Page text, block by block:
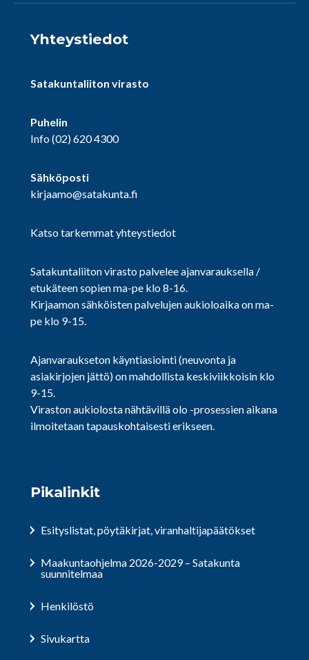
Yhteystiedot
Satakuntaliiton virasto
Puhelin
Info(02) 620 4300
Sähköposti
kirjaamo@satakunta.fi
Katso tarkemmat yhteystiedot
Satakuntaliiton virasto palvelee ajanvarauksella /
etukäteen sopien ma-pe klo 8-16.
Kirjaamon sähköisten palvelujen aukioloaika on ma-
pe klo 9-15.
Ajanvaraukseton käyntiasiointi (neuvonta ja
asiakirjojen jättö) on mahdollista keskiviikkoisin klo
9-15.
Viraston aukiolosta nähtävillä olo -prosessien aikana
ilmoitetaan tapauskohtaisesti erikseen.
Pikalinkit
Esityslistat, pöytäkirjat, viranhaltijapäätökset
Maakuntaohjelma 2026-2029 – Satakunta
suunnitelmaa
Henkilöstö
Sivukartta